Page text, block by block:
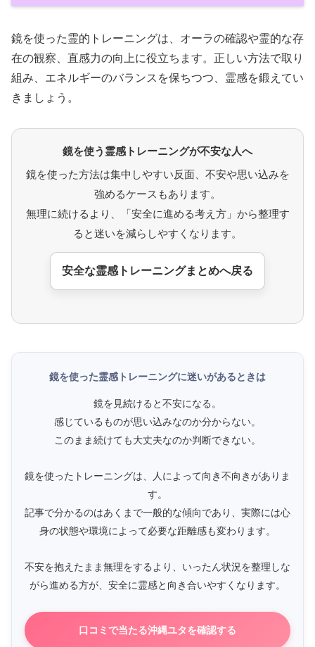
鏡を使った霊的トレーニングは、オーラの確認や霊的な存
在の観察、直感力の向上に役立ちます。正しい方法で取り
組み、エネルギーのバランスを保ちつつ、霊感を鍛えてい
きましょう。
鏡を使う霊感トレーニングが不安な人へ
鏡を使った方法は集中しやすい反面、不安や思い込みを
強めるケースもあります。
無理に続けるより、「安全に進める考え方」から整理す
ると迷いを減らしやすくなります。
安全な霊感トレーニングまとめへ戻る
鏡を使った霊感トレーニングに迷いがあるときは
鏡を見続けると不安になる。
感じているものが思い込みなのか分からない。
このまま続けても大丈夫なのか判断できない。
鏡を使ったトレーニングは、人によって向き不向きがありま
す。
記事で分かるのはあくまで一般的な傾向であり、実際には心
身の状態や環境によって必要な距離感も変わります。
不安を抱えたまま無理をするより、いったん状況を整理しな
がら進める方が、安全に霊感と向き合いやすくなります。
口コミで当たる沖縄ユタを確認する